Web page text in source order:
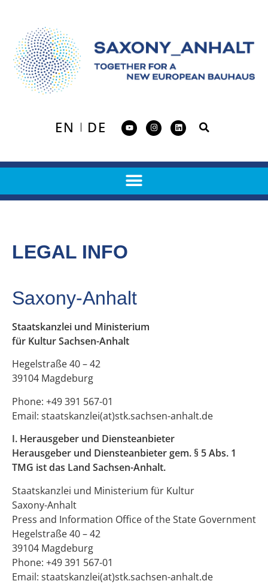
EN DE
LEGAL INFO
Saxony-Anhalt
Staatskanzlei und Ministerium
für Kultur Sachsen-Anhalt
Hegelstraße 40 – 42
39104 Magdeburg
Phone: +49 391 567-01
Email: staatskanzlei(at)stk.sachsen-anhalt.de
I. Herausgeber und Diensteanbieter
Herausgeber und Diensteanbieter gem. § 5 Abs. 1
TMG ist das Land Sachsen-Anhalt.
Staatskanzlei und Ministerium für Kultur
Saxony-Anhalt
Press and Information Office of the State Government
Hegelstraße 40 – 42
39104 Magdeburg
Phone: +49 391 567-01
Email: staatskanzlei(at)stk.sachsen-anhalt.de